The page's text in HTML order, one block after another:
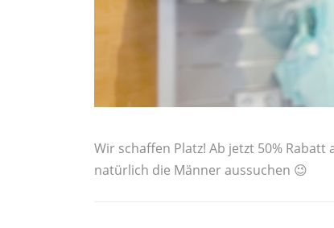
Wir schaffen Platz! Ab jetzt 50%
natürlich die Männer aussuchen 😉